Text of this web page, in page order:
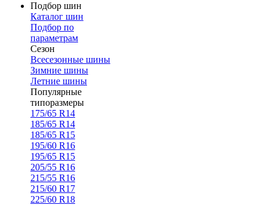
Подбор шин
Каталог шин
Подбор по
параметрам
Сезон
Всесезонные шины
Зимние шины
Летние шины
Популярные
типоразмеры
175/65 R14
185/65 R14
185/65 R15
195/60 R16
195/65 R15
205/55 R16
215/55 R16
215/60 R17
225/60 R18